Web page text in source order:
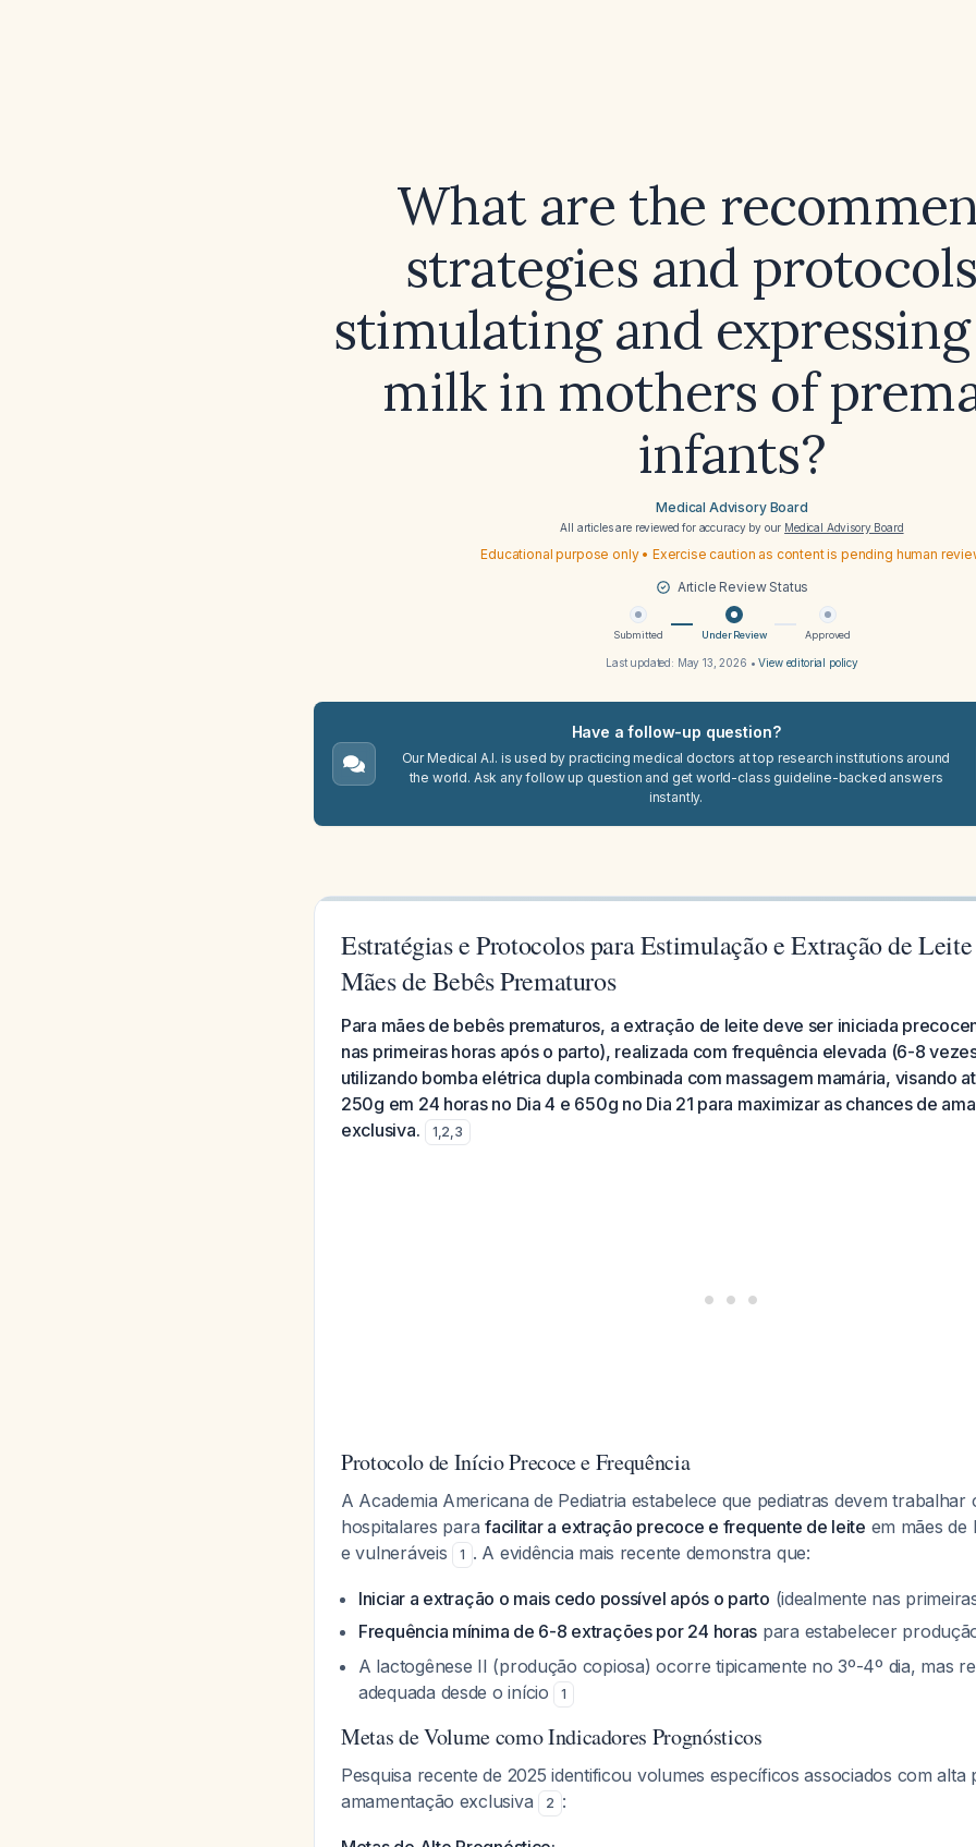
What are the
strategies and
stimulating and
milk in mothers of
infants?
Medical Advisory Board
All articles are reviewed for accuracy by our Medical Advisory Board
Educational purpose only • Exercise caution as content is pending human
Article Review Status
Submitted Under Review Approved
Last updated: May 13, 2026 •View editorial policy
Have a follow-up question?
Our Medical A.I. is used by practicing medical doctors at top research institutions around
the world. Ask any follow up question and get world-class guideline-backed answers
instantly.
Estratégias e Protocolos para Estimulação e Extração de
Mães de Bebês Prematuros
Para mães de bebês prematuros, a extração de leite deve ser iniciada
nas primeiras horas após o parto), realizada com frequência elevada (6-8
utilizando bomba elétrica dupla combinada com massagem mamária, visando
250g em 24 horas no Dia 4 e 650g no Dia 21 para maximizar as chances de
exclusiva.
1,2,3
Protocolo de Início Precoce e Frequência
A Academia Americana de Pediatria estabelece que pediatras devem trabalhar
hospitalares parafacilitar a extração precoce e frequente de leite em mães de
e vulneráveis
1 . A evidência mais recente demonstra que:
Iniciar a extração o mais cedo possível após o parto (idealmente nas
Frequência mínima de 6-8 extrações por 24 horas para estabelecer
A lactogênese II (produção copiosa) ocorre tipicamente no 3º-4º dia, mas
adequada desde o início
1
Metas de Volume como Indicadores Prognósticos
Pesquisa recente de 2025 identificou volumes específicos associados com alta
amamentação exclusiva
2 :